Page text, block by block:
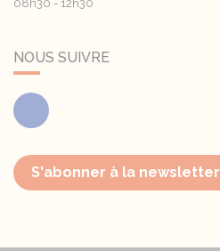
08h30 - 12h30
NOUS SUIVRE
Facebook
S'abonner à la newsletter